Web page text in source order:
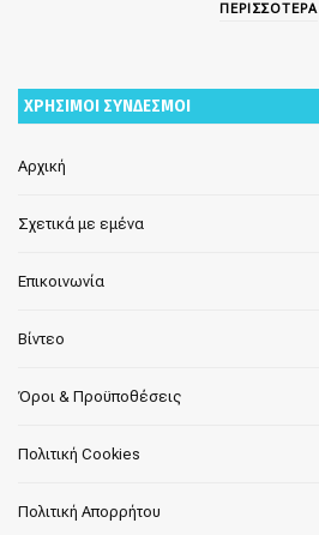
ΠΕΡΙΣΣΟΤΕΡΑ
ΧΡΗΣΙΜΟΙ ΣΥΝΔΕΣΜΟΙ
Αρχική
Σχετικά με εμένα
Επικοινωνία
Βίντεο
Όροι & Προϋποθέσεις
Πολιτική Cookies
Πολιτική Απορρήτου